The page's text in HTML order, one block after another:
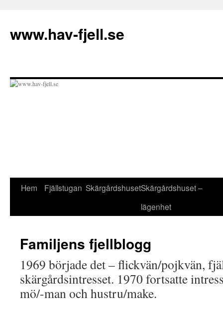
innehåll
www.hav-fjell.se
Hem Fjällstugan SkärgårdshusetSkärgårdshuset –
lägenhet
Familjens fjellblogg
1969 började det – flickvän/pojkvän,
skärgårdsintresset. 1970 fortsatte
mö/-man och hustru/make.